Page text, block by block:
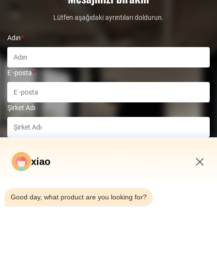
Lütfen aşağıdaki ayrıntıları doldurun.
Adın*
E -posta*
Şirket Adı
xiao
Good day, what product are you looking for?